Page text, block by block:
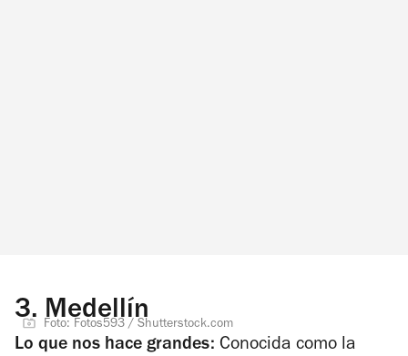
3. Medellín
Foto: Fotos593 / Shutterstock.com
Lo que nos hace grandes: Conocida como la